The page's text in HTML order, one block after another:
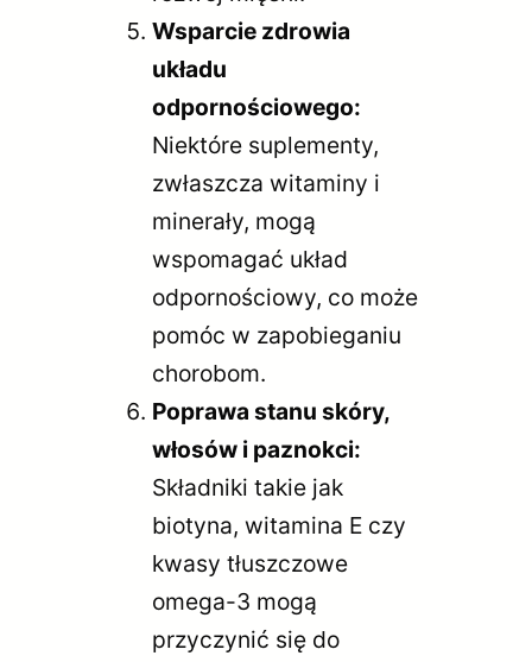
Wsparcie zdrowia
układu
odpornościowego:
Niektóre suplementy,
zwłaszcza witaminy i
minerały, mogą
wspomagać układ
odpornościowy, co może
pomóc w zapobieganiu
chorobom.
Poprawa stanu skóry,
włosów i paznokci:
Składniki takie jak
biotyna, witamina E czy
kwasy tłuszczowe
omega-3 mogą
przyczynić się do